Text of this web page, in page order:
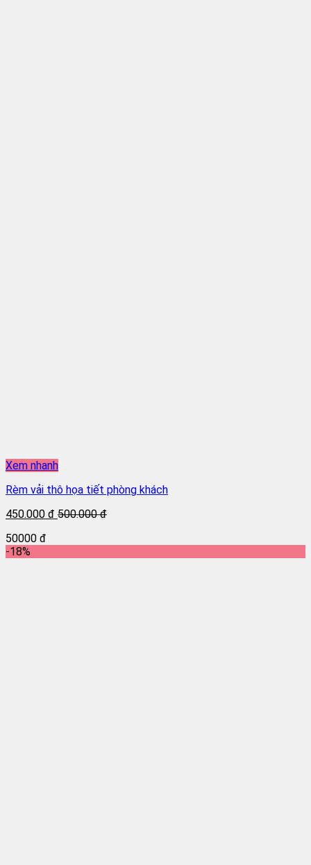
Xem nhanh
Rèm vải thô họa tiết phòng khách
450.000 đ 500.000 đ
50000 đ
-18%